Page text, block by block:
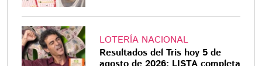
LOTERÍA NACIONAL
Resultados del Tris hoy 5 de